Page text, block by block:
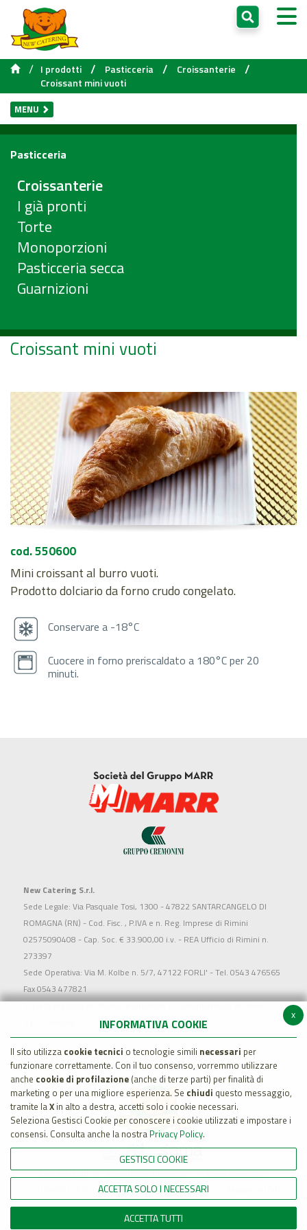
/ I prodotti / Pasticceria / Croissanterie /
Croissant mini vuoti
MENU
Pasticceria
Croissanterie
I già pronti
Torte
Monoporzioni
Pasticceria secca
Guarnizioni
Croissant mini vuoti
cod. 550600
Mini croissant al burro vuoti.
Prodotto dolciario da forno crudo congelato.
Conservare a -18°C
Cuocere in forno preriscaldato a 180°C per 20
minuti.
New Catering S.r.l.
Sede Legale: Via Pasquale Tosi, 1300 - 47822 SANTARCANGELO DI
ROMAGNA (RN) - Cod. Fisc. , P.IVA e n. Reg. Imprese di Rimini
02575090408 - Cap. Soc. € 33.900,00 i.v. - REA Ufficio di Rimini n.
273397
Sede Operativa: Via M. Kolbe n. 5/7, 47122 FORLI' - Tel. 0543 476565
Fax 0543 477821
Società soggetta all'attività di direzione e coordinamento di MARR
Dati Societari Whistleblowing policy
Legal Disclaimer
Cookie Policy Privacy
x
INFORMATIVA COOKIE
Il sito utilizza cookie tecnici o tecnologie simili necessari per
funzionare correttamente. Con il tuo consenso, vorremmo utilizzare
anche cookie di profilazione (anche di terze parti) per finalità di
marketing o per una migliore esperienza. Se chiudi questo messaggio,
tramite laX in alto a destra, accetti solo i cookie necessari.
Seleziona Gestisci Cookie per conoscere i cookie utilizzati e impostare i
consensi. Consulta anche la nostra Privacy Policy.
GESTISCI COOKIE
ACCETTA SOLO I NECESSARI
ACCETTA TUTTI